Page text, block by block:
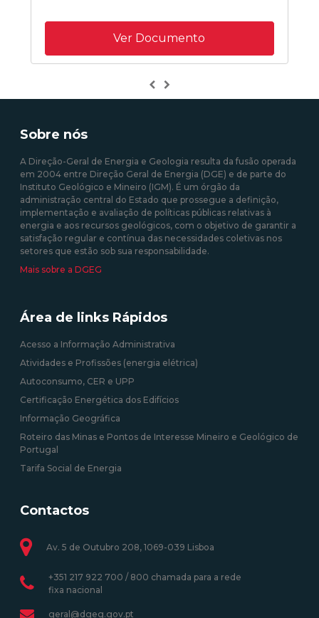
Ver Documento
Previous
Sobre nós
A Direção-Geral de Energia e Geologia resulta da fusão operada
em 2004 entre Direção Geral de Energia (DGE) e de parte do
Instituto Geológico e Mineiro (IGM). É um órgão da
administração central do Estado que prossegue a definição,
implementação e avaliação de políticas públicas relativas à
energia e aos recursos geológicos, com o objetivo de garantir a
satisfação regular e contínua das necessidades coletivas nos
setores que estão sob sua responsabilidade.
Mais sobre a DGEG
Área de links Rápidos
Acesso a Informação Administrativa
Atividades e Profissões (energia elétrica)
Autoconsumo, CER e UPP
Certificação Energética dos Edifícios
Informação Geográfica
Roteiro das Minas e Pontos de Interesse Mineiro e Geológico de
Portugal
Tarifa Social de Energia
Contactos
Av. 5 de Outubro 208, 1069-039 Lisboa
+351 217 922 700 / 800 chamada para a rede
fixa nacional
geral@dgeg.gov.pt